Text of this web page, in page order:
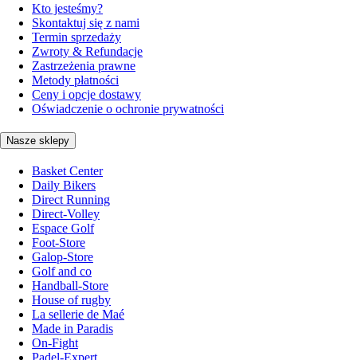
Kto jesteśmy?
Skontaktuj się z nami
Termin sprzedaży
Zwroty & Refundacje
Zastrzeżenia prawne
Metody płatności
Ceny i opcje dostawy
Oświadczenie o ochronie prywatności
Nasze sklepy
Basket Center
Daily Bikers
Direct Running
Direct-Volley
Espace Golf
Foot-Store
Galop-Store
Golf and co
Handball-Store
House of rugby
La sellerie de Maé
Made in Paradis
On-Fight
Padel-Expert